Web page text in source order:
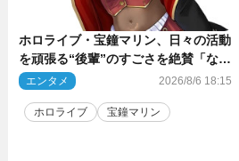
ホロライブ・宝鐘マリン、日々の活動
を頑張る“後輩”のすごさを絶賛「なろ
う系主人公まである」
エンタメ 2026/8/6 18:15
ホロライブ 宝鐘マリン